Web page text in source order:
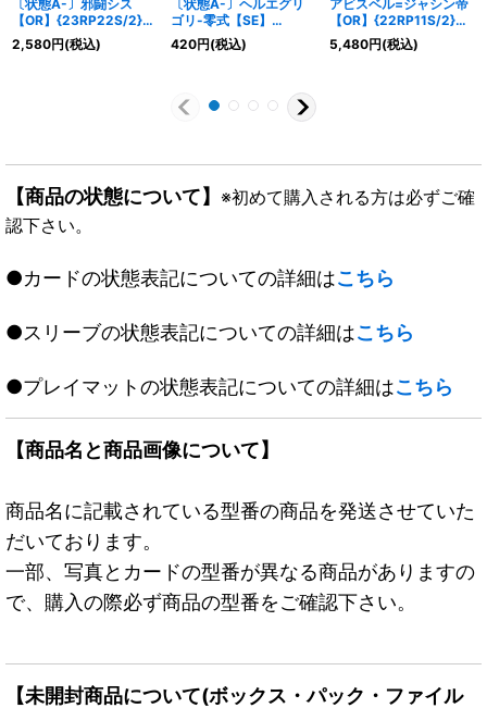
〔状態A-〕邪闘シス
【OR】{23RP22S/2}
《闇》
2,580円(税込)
〔状態A-〕ヘルエグリ
ゴリ-零式【SE】
{RP12S7秘/S12}
《GR》
420円(税込)
アビスベル=ジャシン帝
【OR】{22RP11S/2}
《闇》
5,480円(税込)
【商品の状態について】 ※初めて購入される方は必ずご確
認下さい。
●カードの状態表記についての詳細はこちら
●スリーブの状態表記についての詳細はこちら
●プレイマットの状態表記についての詳細はこちら
【商品名と商品画像について】
商品名に記載されている型番の商品を発送させていた
だいております。
一部、写真とカードの型番が異なる商品がありますの
で、購入の際必ず商品の型番をご確認下さい。
【未開封商品について(ボックス・パック・ファイル